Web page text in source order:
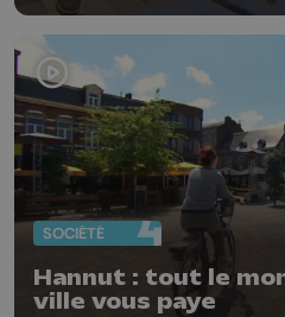
SOCIÉTÉ
Hannut : tout le
ville vous paye